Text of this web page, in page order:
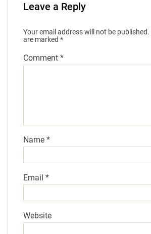
Leave a Reply
Your email address will not be published.
are marked *
Comment *
Name *
Email *
Website